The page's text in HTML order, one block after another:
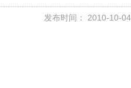
发布时间： 2010-10-